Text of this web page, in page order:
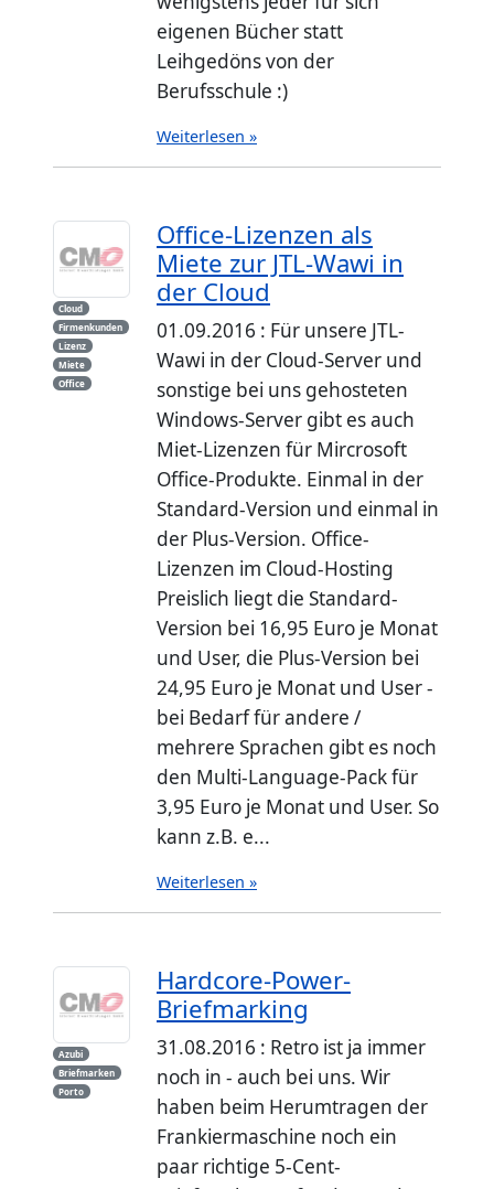
eigenen Bücher statt
Leihgedöns von der
Berufsschule :)
Weiterlesen »
Cloud
Firmenkunden
Lizenz
Miete
Office
Office-Lizenzen als
Miete zur JTL-Wawi in
der Cloud
01.09.2016 : Für unsere JTL-
Wawi in der Cloud-Server und
sonstige bei uns gehosteten
Windows-Server gibt es auch
Miet-Lizenzen für Mircrosoft
Office-Produkte. Einmal in der
Standard-Version und einmal in
der Plus-Version. Office-
Lizenzen im Cloud-Hosting
Preislich liegt die Standard-
Version bei 16,95 Euro je Monat
und User, die Plus-Version bei
24,95 Euro je Monat und User -
bei Bedarf für andere /
mehrere Sprachen gibt es noch
den Multi-Language-Pack für
3,95 Euro je Monat und User. So
kann z.B. e...
Weiterlesen »
Azubi
Briefmarken
Porto
Hardcore-Power-
Briefmarking
31.08.2016 : Retro ist ja immer
noch in - auch bei uns. Wir
haben beim Herumtragen der
Frankiermaschine noch ein
paar richtige 5-Cent-